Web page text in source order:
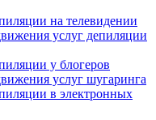
на телевидении
услуг депиляции
у блогеров
услуг шугаринга
в электронных